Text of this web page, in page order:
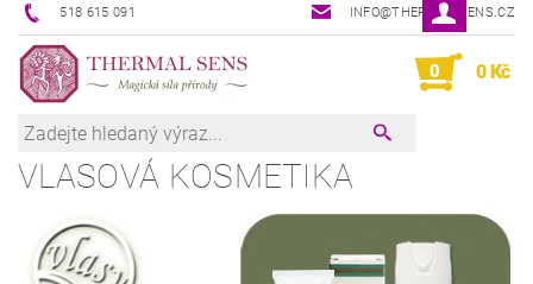
518 615 091 INFO@THERMAL-SENS.CZ
0 0 Kč
VLASOVÁ KOSMETIKA